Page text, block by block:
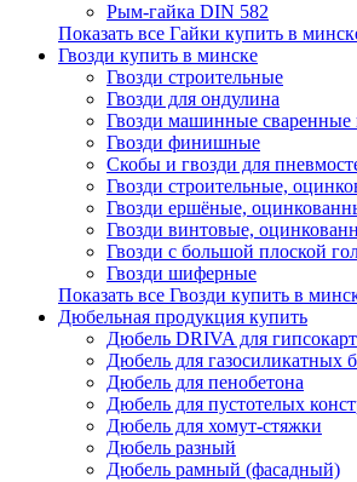
Рым-гайка DIN 582
Показать все Гайки купить в
Гвозди купить в минске
Гвозди строительные
Гвозди для ондулина
Гвозди машинные сваренные
Гвозди финишные
Скобы и гвозди для
Гвозди строительные,
Гвозди ершёные,
Гвозди винтовые,
Гвозди с большой плоской
Гвозди шиферные
Показать все Гвозди купить в
Дюбельная продукция купить
Дюбель DRIVA для
Дюбель для газосиликатных
Дюбель для пенобетона
Дюбель для пустотелых
Дюбель для хомут-стяжки
Дюбель разный
Дюбель рамный (фасадный)